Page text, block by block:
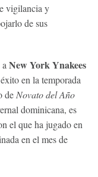
vigilancia y
de sus
New York Ynakees
en la temporada
de Novato del Año
dominicana, es
el que ha jugado en
en el mes de